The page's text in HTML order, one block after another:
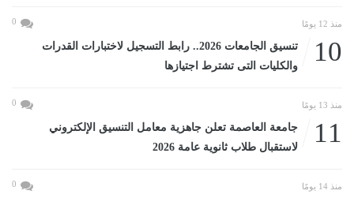
منذ 12 يومًا 0
10
تنسيق الجامعات 2026.. رابط التسجيل لاختبارات القدرات
والكليات التى تشترط اجتيازها
منذ 13 يومًا 0
11
جامعة العاصمة تعلن جاهزية معامل التنسيق الإلكتروني
لاستقبال طلاب ثانوية عامة 2026
منذ 14 يومًا 0